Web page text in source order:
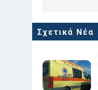
Σχετικά Νέα
6